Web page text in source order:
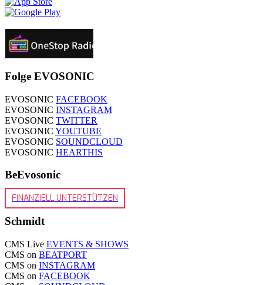
Folge EVOSONIC
EVOSONIC FACEBOOK
EVOSONIC INSTAGRAM
EVOSONIC TWITTER
EVOSONIC YOUTUBE
EVOSONIC SOUNDCLOUD
EVOSONIC HEARTHIS
BeEvosonic
FINANZIELL UNTERSTÜTZEN
Schmidt
CMS Live EVENTS & SHOWS
CMS on BEATPORT
CMS on INSTAGRAM
CMS on FACEBOOK